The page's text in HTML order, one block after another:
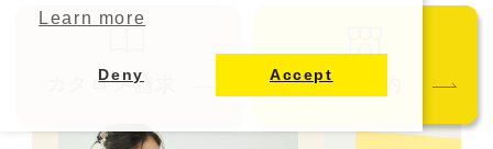
カタログ請求 ご来店予約
Learn more
Deny Accept